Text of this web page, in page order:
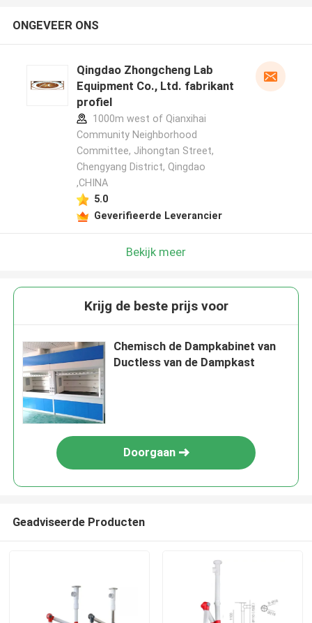
ONGEVEER ONS
Qingdao Zhongcheng Lab
Equipment Co., Ltd. fabrikant
profiel
1000m west of Qianxihai
Community Neighborhood
Committee, Jihongtan Street,
Chengyang District, Qingdao
,CHINA
5.0
Geverifieerde Leverancier
Bekijk meer
Krijg de beste prijs voor
Chemisch de Dampkabinet van
Ductless van de Dampkast
Doorgaan
Geadviseerde Producten